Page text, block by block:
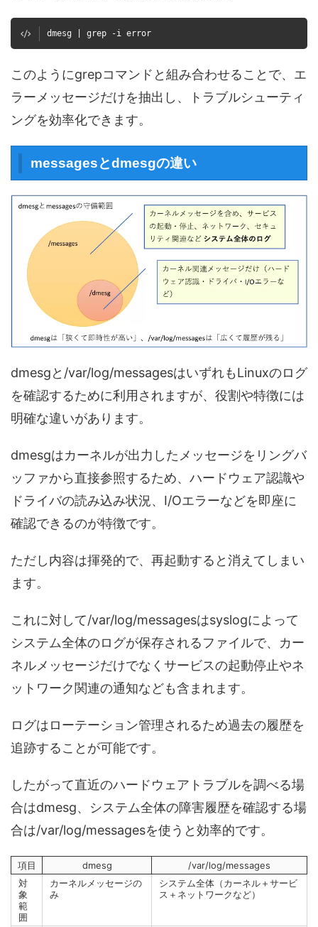
dmesg | grep -i error
このようにgrepコマンドと組み合わせることで、エ
ラーメッセージだけを抽出し、トラブルシューティ
ングを効率化できます。
messagesとdmesgの違い
dmesgと/var/log/messagesはいずれもLinuxのログ
を確認するために利用されますが、役割や特徴には
明確な違いがあります。
dmesgはカーネルが出力したメッセージをリングバ
ッファから直接参照するため、ハードウェア認識や
ドライバの読み込み状況、I/Oエラーなどを即座に
確認できるのが特徴です。
ただし内容は揮発的で、再起動すると消えてしまい
ます。
これに対して/var/log/messagesはsyslogによって
システム全体のログが保存されるファイルで、カー
ネルメッセージだけでなくサービスの起動停止やネ
ットワーク関連の通知なども含まれます。
ログはローテーション管理されるため過去の履歴を
追跡することが可能です。
したがって直近のハードウェアトラブルを調べる場
合はdmesg、システム全体の障害履歴を確認する場
合は/var/log/messagesを使うと効率的です。
項目 dmesg
/var/log/messages
対
象
範
囲
カーネルメッセージの
み
システム全体（カーネル＋サービ
ス＋ネットワークなど）